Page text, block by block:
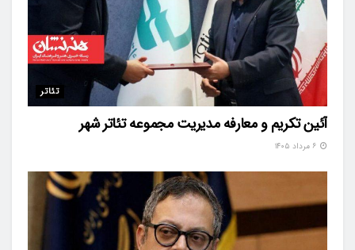
تئاتر
آئین تکریم و معارفه مدیریت مجموعه تئاتر شهر